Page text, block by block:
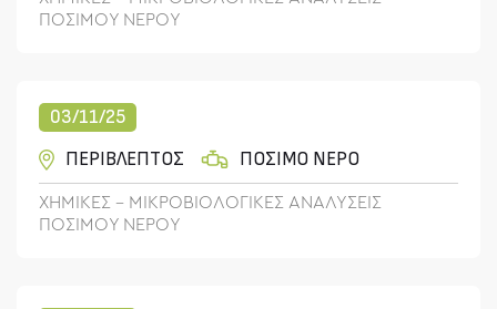
ΠΟΣΙΜΟΥ ΝΕΡΟΥ
03/11/25
ΠΕΡΙΒΛΕΠΤΟΣ
ΠΟΣΙΜΟ ΝΕΡΟ
ΧΗΜΙΚΕΣ - ΜΙΚΡΟΒΙΟΛΟΓΙΚΕΣ ΑΝΑΛΥΣΕΙΣ
ΠΟΣΙΜΟΥ ΝΕΡΟΥ